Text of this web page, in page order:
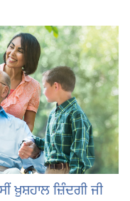
ਖ਼ੁਸ਼ਹਾਲ ਜ਼ਿੰਦਗੀ ਜੀ